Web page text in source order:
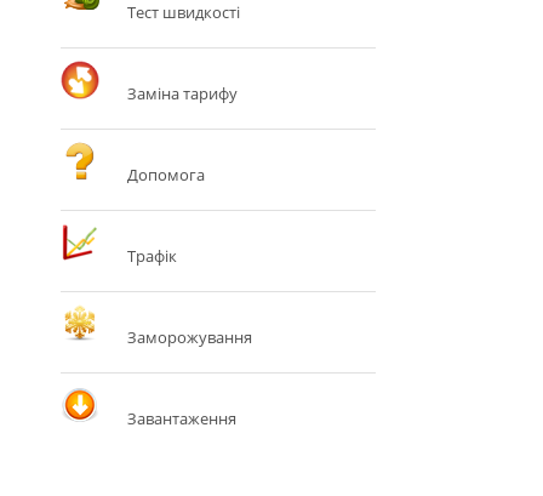
Тест швидкості
Заміна тарифу
Допомога
Трафік
Заморожування
Завантаження